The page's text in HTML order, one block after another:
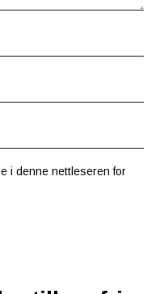
i denne nettleseren for